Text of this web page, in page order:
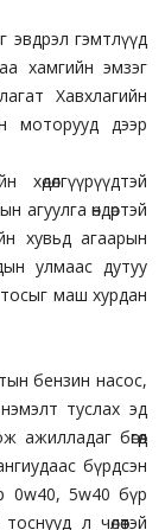
эвдрэл гэмтлүүд
хамгийн эмзэг
Хавхлагийн
моторууд дээр
хөдөлгүүрүүдтэй
агуулга өндөртэй
хувьд агаарын
улмаас дутуу
маш хурдан
бензин насос,
туслах эд
ажилладаг бөгөөд
бүрдсэн
0w40, 5w40 бүр
л чөлөөтэй